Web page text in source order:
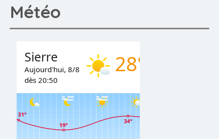
Météo